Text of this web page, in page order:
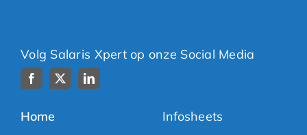
Volg Salaris Xpert op onze Social Media
Home
Infosheets